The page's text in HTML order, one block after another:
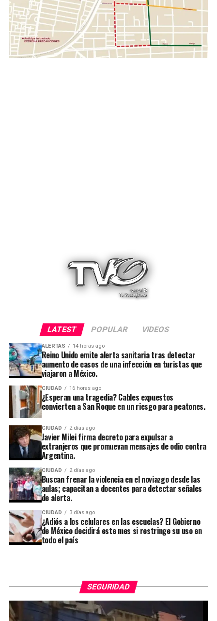
LATEST POPULAR VIDEOS
ALERTAS 14 horas ago
Reino Unido emite alerta sanitaria tras detectar
aumento de casos de una infección en turistas que
viajaron a México.
CIUDAD 16 horas ago
¿Esperan una tragedia? Cables expuestos
convierten a San Roque en un riesgo para peatones.
CIUDAD 2 días ago
Javier Milei firma decreto para expulsar a
extranjeros que promuevan mensajes de odio contra
Argentina.
CIUDAD 2 días ago
Buscan frenar la violencia en el noviazgo desde las
aulas; capacitan a docentes para detectar señales
de alerta.
CIUDAD 3 días ago
¿Adiós a los celulares en las escuelas? El Gobierno
de México decidirá este mes si restringe su uso en
todo el país
SEGURIDAD